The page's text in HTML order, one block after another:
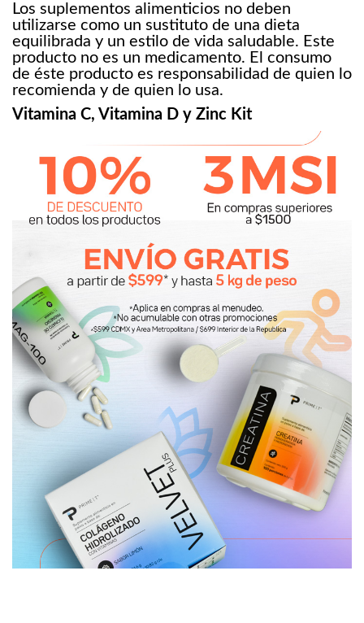
Los suplementos alimenticios no deben
utilizarse como un sustituto de una dieta
equilibrada y un estilo de vida saludable. Este
producto no es un medicamento. El consumo
de éste producto es responsabilidad de quien lo
recomienda y de quien lo usa.
Vitamina C, Vitamina D y Zinc Kit